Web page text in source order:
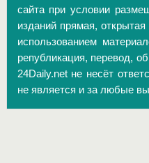
сайта при условии
изданий прямая,
использованием
републикация, перевод,
24Daily.net не несёт
не является и за любые